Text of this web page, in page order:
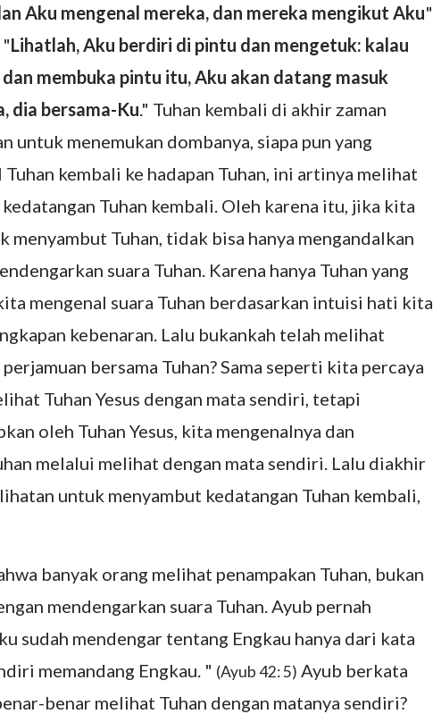
Aku mengenal mereka, dan mereka mengikut Aku"
Lihatlah, Aku berdiri di pintu dan mengetuk: kalau
membuka pintu itu, Aku akan datang masuk
dia bersama-Ku." Tuhan kembali di akhir zaman
untuk menemukan dombanya, siapa pun yang
kembali ke hadapan Tuhan, ini artinya melihat
Tuhan kembali. Oleh karena itu, jika kita
menyambut Tuhan, tidak bisa hanya mengandalkan
suara Tuhan. Karena hanya Tuhan yang
mengenal suara Tuhan berdasarkan intuisi hati kita
kebenaran. Lalu bukankah telah melihat
bersama Tuhan? Sama seperti kita percaya
Tuhan Yesus dengan mata sendiri, tetapi
oleh Tuhan Yesus, kita mengenalnya dan
melalui melihat dengan mata sendiri. Lalu diakhir
untuk menyambut kedatangan Tuhan kembali,
banyak orang melihat penampakan Tuhan, bukan
mendengarkan suara Tuhan. Ayub pernah
sudah mendengar tentang Engkau hanya dari kata
memandang Engkau. " (Ayub 42: 5) Ayub berkata
benar melihat Tuhan dengan matanya sendiri?